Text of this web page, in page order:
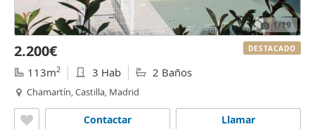
1/19
2.200€
113m2 3 Hab 2 Baños
Chamartín, Castilla, Madrid
Llamar
Contactar
DESTACADO